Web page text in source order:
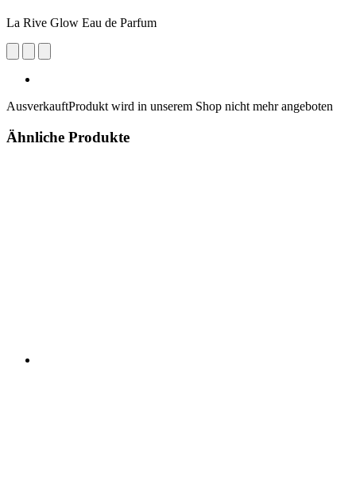
La Rive Glow Eau de Parfum
AusverkauftProdukt wird in unserem Shop nicht mehr angeboten
Ähnliche Produkte